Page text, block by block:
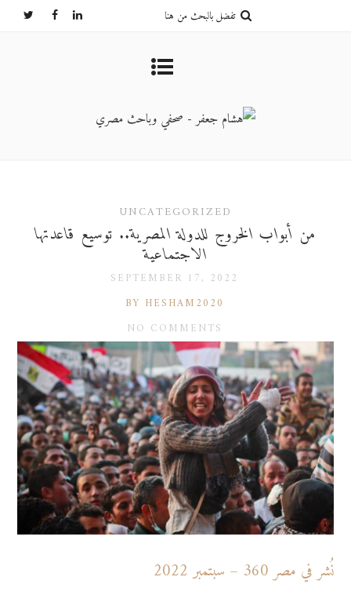
UNCATEGORIZED
من أبواب الخروج للدولة المصرية.. توسيع قاعدتها
الاجتماعية
SEPTEMBER 17, 2022
BY HESHAM2020
NO COMMENTS
نُشر في مصر 360 – سبتمبر 2022